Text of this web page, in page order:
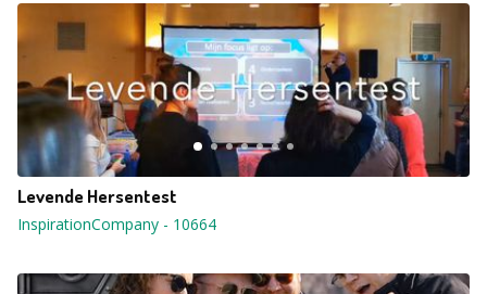
Levende Hersentest
InspirationCompany - 10664